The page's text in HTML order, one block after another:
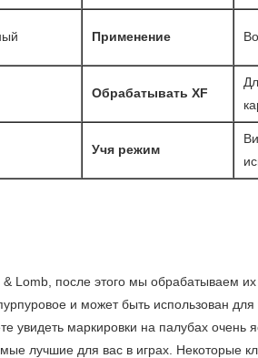
Применение
Обрабатывать XF
Учя режим
Lomb, после этого мы обрабатываем
и может быть использован
увидеть маркировки на палубах очень
лучшие для вас в играх. Некоторые